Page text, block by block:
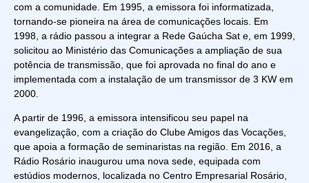
com a comunidade. Em 1995, a emissora foi informatizada,
tornando-se pioneira na área de comunicações locais. Em
1998, a rádio passou a integrar a Rede Gaúcha Sat e, em 1999,
solicitou ao Ministério das Comunicações a ampliação de sua
potência de transmissão, que foi aprovada no final do ano e
implementada com a instalação de um transmissor de 3 KW em
2000.
A partir de 1996, a emissora intensificou seu papel na
evangelização, com a criação do Clube Amigos das Vocações,
que apoia a formação de seminaristas na região. Em 2016, a
Rádio Rosário inaugurou uma nova sede, equipada com
estúdios modernos, localizada no Centro Empresarial Rosário,